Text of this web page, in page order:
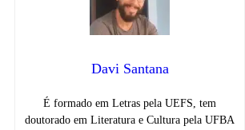
Davi Santana
É formado em Letras pela UEFS, tem
doutorado em Literatura e Cultura pela UFBA